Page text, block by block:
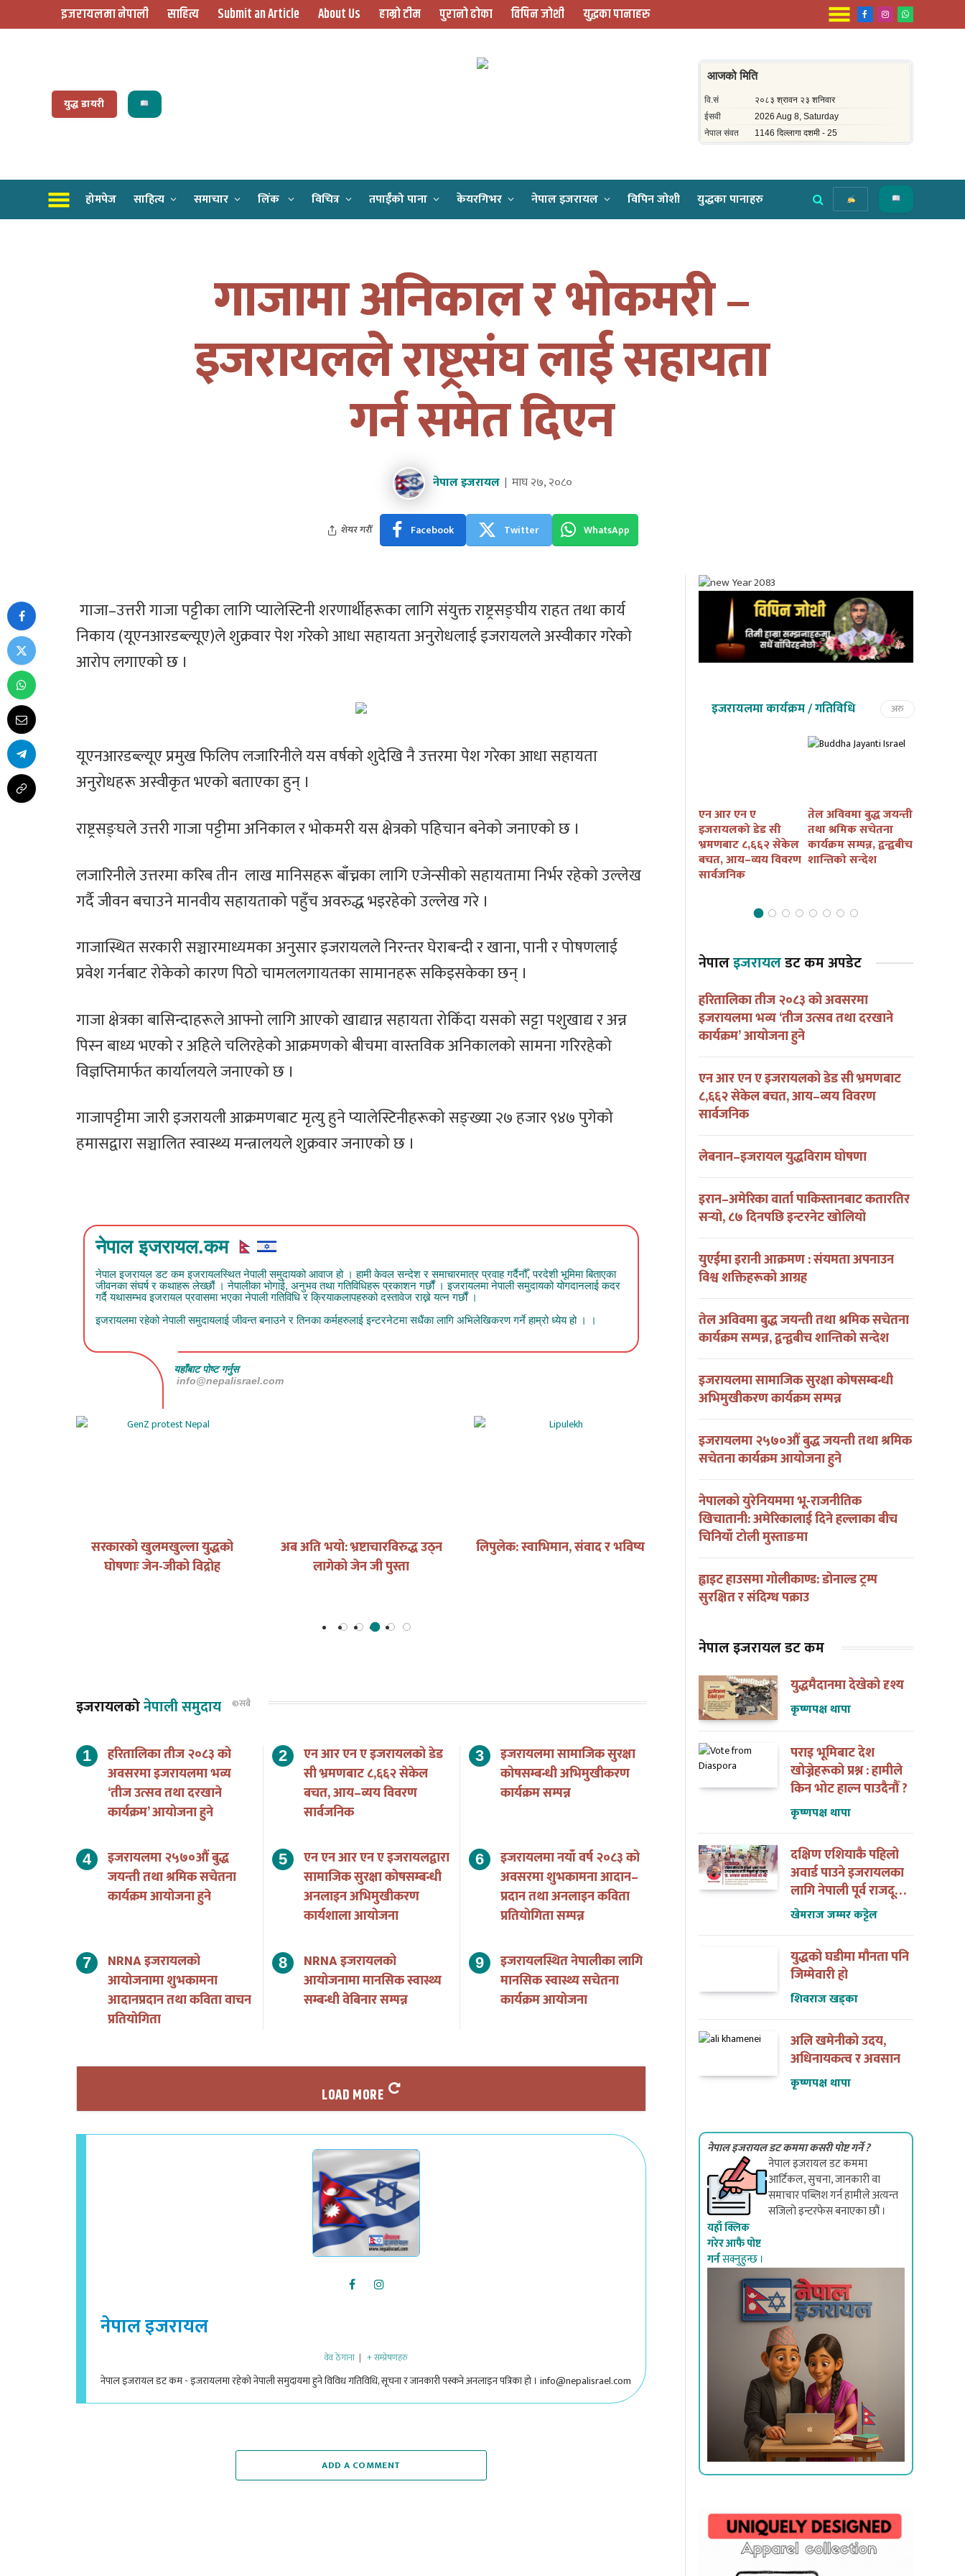
इजरायलमा नेपाली साहित्य Submit an Article About Us हाम्रो टीम पुरानो ढोका विपिन जोशी युद्धका पानाहरु Facebook
InstagramWhatsApp
युद्ध डायरी
होमपेज साहित्य समाचार लिंक विचित्र तपाईँको पाना केयरगिभर नेपाल इजरायल विपिन जोशी युद्धका पानाहरु
गाजामा अनिकाल र भोकमरी –
इजरायलले राष्ट्रसंघ लाई सहायता
गर्न समेत दिएन
नेपाल इजरायल माघ २७, २०८०
शेयर गरौँ Facebook Twitter WhatsApp
गाजा–उत्तरी गाजा पट्टीका लागि प्यालेस्टिनी शरणार्थीहरूका लागि संयुक्त राष्ट्रसङ्घीय राहत तथा कार्य
निकाय (यूएनआरडब्ल्यूए)ले शुक्रवार पेश गरेको आधा सहायता अनुरोधलाई इजरायलले अस्वीकार गरेको
आरोप लगाएको छ ।
यूएनआरडब्ल्यूए प्रमुख फिलिप लजारिनीले यस वर्षको शुदेखि नै उत्तरमा पेश गरेका आधा सहायता
अनुरोधहरू अस्वीकृत भएको बताएका हुन् ।
राष्ट्रसङ्घले उत्तरी गाजा पट्टीमा अनिकाल र भोकमरी यस क्षेत्रको पहिचान बनेको जनाएको छ ।
लजारिनीले उत्तरमा करिब तीन लाख मानिसहरू बाँच्नका लागि एजेन्सीको सहायतामा निर्भर रहेको उल्लेख
गर्दै जीवन बचाउने मानवीय सहायताको पहुँच अवरुद्ध भइरहेको उल्लेख गरे ।
गाजास्थित सरकारी सञ्चारमाध्यमका अनुसार इजरायलले निरन्तर घेराबन्दी र खाना, पानी र पोषणलाई
प्रवेश गर्नबाट रोकेको कारण पिठो चामललगायतका सामानहरू सकिइसकेका छन् ।
गाजा क्षेत्रका बासिन्दाहरूले आफ्नो लागि आएको खाद्यान्न सहायता रोकिँदा यसको सट्टा पशुखाद्य र अन्न
पिस्न बाध्य भएको र अहिले चलिरहेको आक्रमणको बीचमा वास्तविक अनिकालको सामना गरिरहेको
विज्ञप्तिमार्फत कार्यालयले जनाएको छ ।
गाजापट्टीमा जारी इजरायली आक्रमणबाट मृत्यु हुने प्यालेस्टिनीहरूको सङ्ख्या २७ हजार ९४७ पुगेको
हमासद्वारा सञ्चालित स्वास्थ्य मन्त्रालयले शुक्रवार जनाएको छ ।
नेपाल इजरायल.कम
नेपाल इजरायल डट कम इजरायलस्थित नेपाली समुदायको आवाज हो । हामी केवल सन्देश र समाचारमात्र प्रवाह गर्दैनौँ, परदेशी भूमिमा बिताएका
जीवनका संघर्ष र कथाहरू लेख्छौं । नेपालीका भोगाई, अनुभव तथा गतिविधिहरू प्रकाशन गर्छौं । इजरायलमा नेपाली समुदायको योगदानलाई कदर
गर्दै यथासम्भव इजरायल प्रवासमा भएका नेपाली गतिविधि र क्रियाकलापहरुको दस्तावेज राख्ने यत्न गर्छौं ।
इजरायलमा रहेको नेपाली समुदायलाई जीवन्त बनाउने र तिनका कर्महरुलाई इन्टरनेटमा सधैंका लागि अभिलेखिकरण गर्ने हाम्रो ध्येय हो । ।
यहाँबाट पोष्ट गर्नुस
info@nepalisrael.com
सरकारको खुलमखुल्ला युद्धको
घोषणाः जेन-जीको विद्रोह
अब अति भयो: भ्रष्टाचारविरुद्ध उठ्न
लागेको जेन जी पुस्ता
लिपुलेक: स्वाभिमान, संवाद र भविष्य
दाजु विपिन जोशीको खोजीमा
इजरायल आएकी बहिनी पुष्पालाई
एक पत्र
इजरायलकोनेपाली समुदाय ©सबै
हरितालिका तीज २०८३ को
अवसरमा इजरायलमा भव्य
‘तीज उत्सव तथा दरखाने
कार्यक्रम’ आयोजना हुने
एन आर एन ए इजरायलको डेड
सी भ्रमणबाट ८,६६२ सेकेल
बचत, आय–व्यय विवरण
सार्वजनिक
इजरायलमा सामाजिक सुरक्षा
कोषसम्बन्धी अभिमुखीकरण
कार्यक्रम सम्पन्न
इजरायलमा २५७०औं बुद्ध
जयन्ती तथा श्रमिक सचेतना
कार्यक्रम आयोजना हुने
एन एन आर एन ए इजरायलद्वारा
सामाजिक सुरक्षा कोषसम्बन्धी
अनलाइन अभिमुखीकरण
कार्यशाला आयोजना
इजरायलमा नयाँ वर्ष २०८३ को
अवसरमा शुभकामना आदान–
प्रदान तथा अनलाइन कविता
प्रतियोगिता सम्पन्न
NRNA इजरायलको
आयोजनामा शुभकामना
आदानप्रदान तथा कविता वाचन
प्रतियोगिता
NRNA इजरायलको
आयोजनामा मानसिक स्वास्थ्य
सम्बन्धी वेबिनार सम्पन्न
इजरायलस्थित नेपालीका लागि
मानसिक स्वास्थ्य सचेतना
कार्यक्रम आयोजना
LOAD MORE
नेपाल इजरायल
वेव ठेगाना | + सम्प्रेषणहरु
नेपाल इजरायल डट कम - इजरायलमा रहेको नेपाली समुदायमा हुने विविध गतिविधि, सूचना र जानकारी पस्कने अनलाइन पत्रिका हो । info@nepalisrael.com
ADD A COMMENT
इजरायलमा कार्यक्रम / गतिविधि अरु
नेपाल तामाङ घेदुङ
इजरायलको
गायक छेवाङ लामा
एन आर एन ए
इजरायलको डेड सी
भ्रमणबाट ८,६६२ सेकेल
बचत, आय–व्यय विवरण
सार्वजनिक
तेल अविवमा बुद्ध जयन्ती
तथा श्रमिक सचेतना
कार्यक्रम सम्पन्न, द्वन्द्वबीच
शान्तिको सन्देश
नेपालइजरायलडट कम अपडेट
हरितालिका तीज २०८३ को अवसरमा
इजरायलमा भव्य ‘तीज उत्सव तथा दरखाने
कार्यक्रम’ आयोजना हुने
एन आर एन ए इजरायलको डेड सी भ्रमणबाट
८,६६२ सेकेल बचत, आय–व्यय विवरण
सार्वजनिक
लेबनान–इजरायल युद्धविराम घोषणा
इरान–अमेरिका वार्ता पाकिस्तानबाट कतारतिर
सर्‍यो, ८७ दिनपछि इन्टरनेट खोलियो
युएईमा इरानी आक्रमण : संयमता अपनाउन
विश्व शक्तिहरूको आग्रह
तेल अविवमा बुद्ध जयन्ती तथा श्रमिक सचेतना
कार्यक्रम सम्पन्न, द्वन्द्वबीच शान्तिको सन्देश
इजरायलमा सामाजिक सुरक्षा कोषसम्बन्धी
अभिमुखीकरण कार्यक्रम सम्पन्न
इजरायलमा २५७०औं बुद्ध जयन्ती तथा श्रमिक
सचेतना कार्यक्रम आयोजना हुने
नेपालको युरेनियममा भू-राजनीतिक
खिचातानी: अमेरिकालाई दिने हल्लाका बीच
चिनियाँ टोली मुस्ताङमा
ह्वाइट हाउसमा गोलीकाण्ड: डोनाल्ड ट्रम्प
सुरक्षित र संदिग्ध पक्राउ
नेपाल इजरायल डट कम
युद्धमैदानमा देखेको दृश्य
कृष्णपक्ष थापा
पराइ भूमिबाट देश
खोज्नेहरूको प्रश्न : हामीले
किन भोट हाल्न पाउदैनौँ ?
कृष्णपक्ष थापा
दक्षिण एशियाकै पहिलो
अवार्ड पाउने इजरायलका
लागि नेपाली पूर्व राजदूत
डा. अन्जान शाक्यसँगको
खेमराज जम्मर कट्टेल
युद्धको घडीमा मौनता पनि
जिम्मेवारी हो
शिवराज खड्का
अलि खमेनीको उदय,
अधिनायकत्व र अवसान
कृष्णपक्ष थापा
नेपाल इजरायल डट कममा कसरी पोष्ट गर्ने ?
यहाँ क्लिक
गरेर आफै पोष्ट
गर्नसक्नुहुन्छ ।
नेपाल इजरायल डट कममा
आर्टिकल, सुचना, जानकारी वा
समाचार पब्लिश गर्न हामीले अत्यन्त
सजिलो इन्टरफेस बनाएका छौं ।